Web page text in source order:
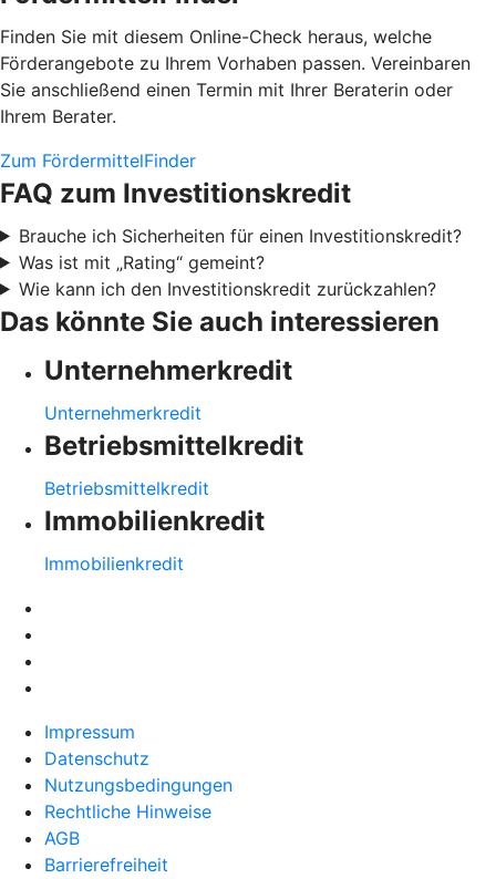
Finden Sie mit diesem Online-Check heraus, welche
Förderangebote zu Ihrem Vorhaben passen. Vereinbaren
Sie anschließend einen Termin mit Ihrer Beraterin oder
Ihrem Berater.
Zum FördermittelFinder
FAQ zum Investitionskredit
Brauche ich Sicherheiten für einen Investitionskredit?
Was ist mit „Rating“ gemeint?
Wie kann ich den Investitionskredit zurückzahlen?
Das könnte Sie auch interessieren
Unternehmerkredit
Unternehmerkredit
Betriebsmittelkredit
Betriebsmittelkredit
Immobilienkredit
Immobilienkredit
Impressum
Datenschutz
Nutzungsbedingungen
Rechtliche Hinweise
AGB
Barrierefreiheit